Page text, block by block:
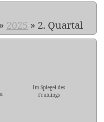
» 2025 » 2. Quartal
Im Spiegel des
Frühlings